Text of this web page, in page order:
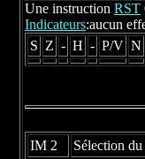
Une instruction RST
Indicateurs:aucun
S Z - H - P/V N
IM 2
Sélection